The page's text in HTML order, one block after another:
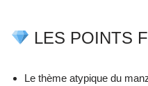
LES POINTS
Le thème atypique du